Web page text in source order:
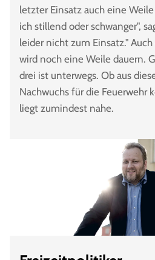
letzter Einsatz auch eine
ich stillend oder schwanger",
leider nicht zum Einsatz."
wird noch eine Weile dauern.
drei ist unterwegs. Ob aus
Nachwuchs für die Feuerwehr
liegt zumindest nahe.